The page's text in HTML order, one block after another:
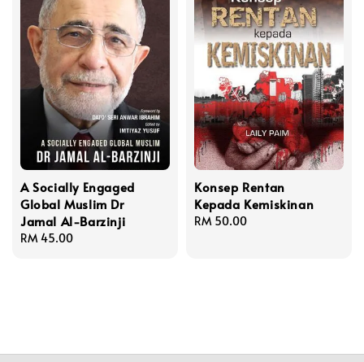
A Socially Engaged
Global Muslim Dr
Jamal Al-Barzinji
Regular
RM 45.00
Konsep Rentan
Kepada Kemiskinan
Regular
RM 50.00